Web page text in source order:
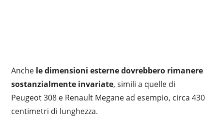
Anche le dimensioni esterne dovrebbero rimanere
sostanzialmente invariate, simili a quelle di
Peugeot 308 e Renault Megane ad esempio, circa 430
centimetri di lunghezza.